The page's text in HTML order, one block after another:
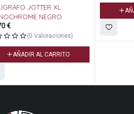
AÑADIR AL CARRITO